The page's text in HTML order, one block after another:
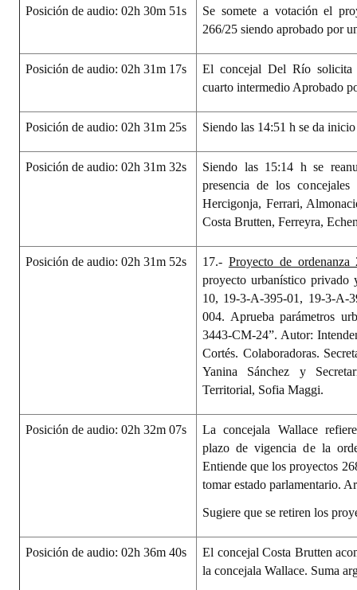
Posición de audio: 02h 30m 51s
Se somete a votación el
266/25 siendo aprobado por
Posición de audio: 02h 31m 17s
El concejal Del Río solicita
cuarto intermedio Aprobado
Posición de audio: 02h 31m 25s Siendo las 14:51 h se da
Posición de audio: 02h 31m 32s
Siendo las 15:14 h se
presencia de los
Hercigonja, Ferrari,
Costa Brutten, Ferreyra,
Posición de audio: 02h 31m 52s 17.- Proyecto de ordenanza
proyecto urbanístico
10, 19-3-A-395-01, 19-3-A-
004. Aprueba parámetros
3443-CM-24”. Autor:
Cortés. Colaboradoras.
Yanina Sánchez y
Territorial, Sofia Maggi.
Posición de audio: 02h 32m 07s
La concejala Wallace
plazo de vigencia de la
Entiende que los proyectos
tomar estado parlamentario.
Sugiere que se retiren los
Posición de audio: 02h 36m 40s
El concejal Costa Brutten
la concejala Wallace. Suma